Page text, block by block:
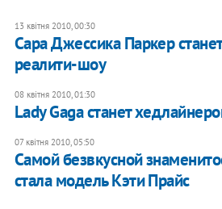
13 квітня 2010, 00:30
Сара Джессика Паркер
реалити-шоу
08 квітня 2010, 01:30
Lady Gaga станет
07 квітня 2010, 05:50
Самой безвкусной
стала модель Кэти Прайс